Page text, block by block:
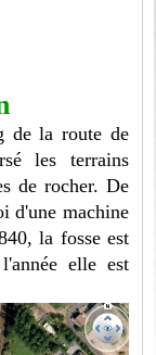
de la route de
les terrains
de rocher. De
d'une machine
la fosse est
elle est